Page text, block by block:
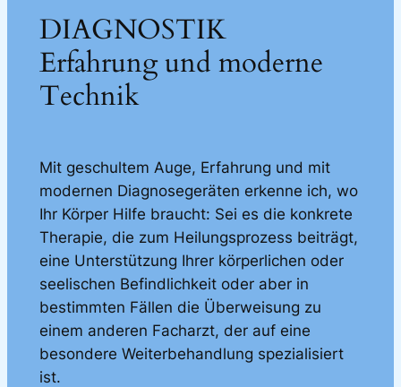
DIAGNOSTIK
Erfahrung und moderne
Technik
Mit geschultem Auge, Erfahrung und mit
modernen Diagnosegeräten erkenne ich, wo
Ihr Körper Hilfe braucht: Sei es die konkrete
Therapie, die zum Heilungsprozess beiträgt,
eine Unterstützung Ihrer körperlichen oder
seelischen Befindlichkeit oder aber in
bestimmten Fällen die Überweisung zu
einem anderen Facharzt, der auf eine
besondere Weiterbehandlung spezialisiert
ist.